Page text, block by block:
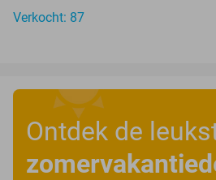
Verkocht: 87
Ontdek de